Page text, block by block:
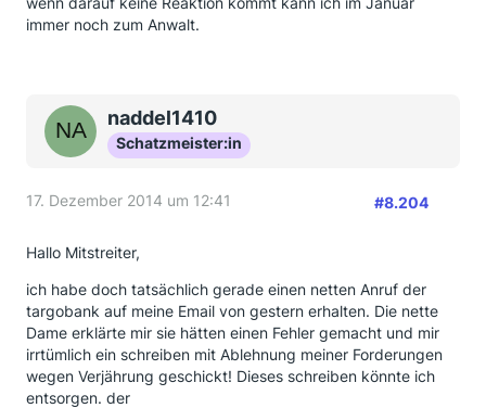
immer noch zum Anwalt.
naddel1410
Schatzmeister:in
17. Dezember 2014 um 12:41 #8.204
Hallo Mitstreiter,
ich habe doch tatsächlich gerade einen netten Anruf der
targobank auf meine Email von gestern erhalten. Die nette
Dame erklärte mir sie hätten einen Fehler gemacht und mir
irrtümlich ein schreiben mit Ablehnung meiner Forderungen
wegen Verjährung geschickt! Dieses schreiben könnte ich
entsorgen. der